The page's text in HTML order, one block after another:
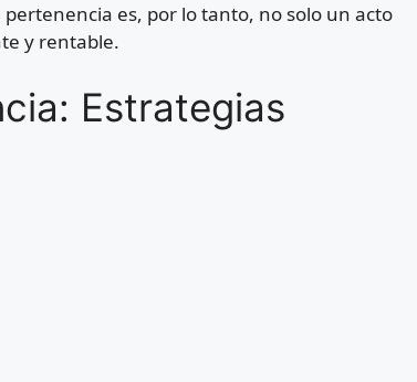
es, por lo tanto, no solo un acto
y rentable.
Estrategias